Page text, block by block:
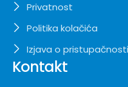
Privatnost
Politika kolačića
Izjava o pristupačnosti
Kontakt